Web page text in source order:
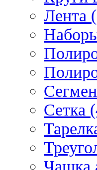
Лента
Сетка
Чашка